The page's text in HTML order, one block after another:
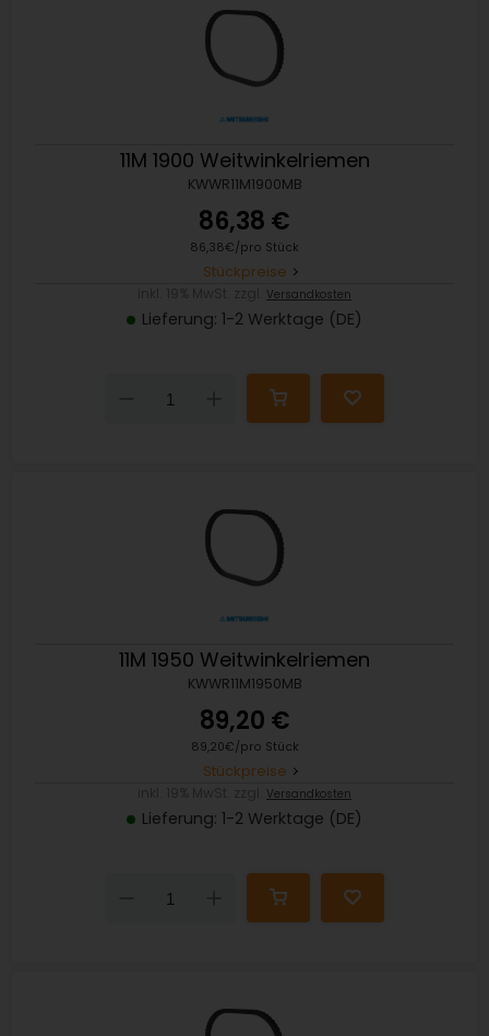
11M 1900 Weitwinkelriemen
KWWR11M1900MB
86,38 €
86,38€/pro Stück
Stückpreise
Versandkosten
Lieferung: 1-2 Werktage (DE)
Down
11M 1950 Weitwinkelriemen
KWWR11M1950MB
89,20 €
89,20€/pro Stück
Stückpreise
Versandkosten
Lieferung: 1-2 Werktage (DE)
Down